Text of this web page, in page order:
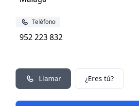
Teléfono
952 223 832
Llamar ¿Eres tú?